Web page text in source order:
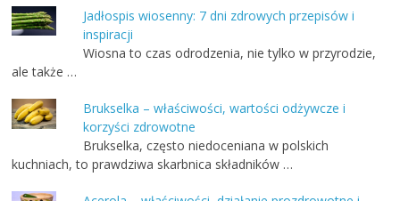
Jadłospis wiosenny: 7 dni zdrowych przepisów i
inspiracji
Wiosna to czas odrodzenia, nie tylko w przyrodzie,
ale także …
Brukselka – właściwości, wartości odżywcze i
korzyści zdrowotne
Brukselka, często niedoceniana w polskich
kuchniach, to prawdziwa skarbnica składników …